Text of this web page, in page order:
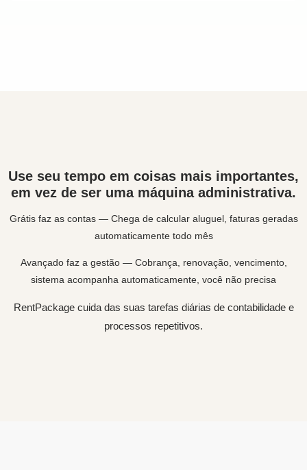
Use seu tempo em coisas mais importantes,
em vez de ser uma máquina administrativa.
Grátis faz as contas — Chega de calcular aluguel, faturas geradas
automaticamente todo mês
Avançado faz a gestão — Cobrança, renovação, vencimento,
sistema acompanha automaticamente, você não precisa
RentPackage cuida das suas tarefas diárias de contabilidade e
processos repetitivos.